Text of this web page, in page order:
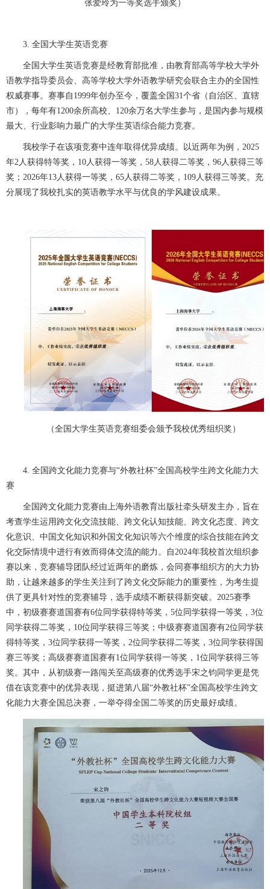
张爱玲为一等奖选手颁奖）
3. 全国大学生英语竞赛
全国大学生英语竞赛是经教育部批准，由教育部高等学校大学外
语教学指导委员会、高等学校大学外语教学研究会联合主办的全国性
权威赛事。赛事自1999年创办至今，覆盖全国31个省（自治区、直辖
市），每年有1200余所高校、120余万名大学生参与，是国内参与规模
最大、行业影响力最广的大学生英语综合能力竞赛。
我校学子在该项竞赛中连年取得优异成绩。以近两年为例，2025
年2人获得特等奖，10人获得一等奖，58人获得二等奖，96人获得三等
奖；2026年13人获得一等奖，65人获得二等奖，109人获得三等奖。充
分展现了我校扎实的英语教学水平与优良的学风建设成果。
（全国大学生英语竞赛组委会颁予我校优秀组织奖）
4. 全国跨文化能力竞赛与“外教社杯”全国高校学生跨文化能力大
赛
全国跨文化能力竞赛由上海外语教育出版社牵头研发主办，旨在
考查学生运用跨文化交流技能、跨文化认知技能、跨文化态度、跨文
化意识、中国文化知识和外国文化知识等六个维度的综合技能在跨文
化交际情境中进行有效而得体交流的能力。自2024年我校首次组织参
赛以来，竞赛辅导团队经过近两年的磨炼，会同赛事组织方的大力协
助，让越来越多的学生关注到了跨文化交际能力的重要性，为考生提
供了更具针对性的竞赛辅导，选手成绩不断获得新突破。2025赛季
中，初级赛赛道国赛有6位同学获得特等奖，5位同学获得一等奖，3位
同学获得二等奖，10位同学获得三等奖；中级赛赛道国赛有2位同学获
得特等奖，3位同学获得一等奖，2位同学获得二等奖，3位同学获得国
赛三等奖；高级赛赛道国赛有1位同学获得一等奖，1位同学获得三等
奖。其中，从初级赛一路闯关至高级赛的优秀选手宋之钧同学更是凭
借在该竞赛中的优异表现，挺进第八届“外教社杯”全国高校学生跨文
化能力大赛全国总决赛，一举夺得全国二等奖的历史最好成绩。